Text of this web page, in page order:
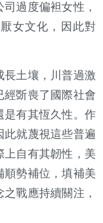
過度偏袒女性，
女文化，因此對
長土壤，川普過激
經斲喪了國際社會
是有其恆久性。作
就蔑視這些普遍
上自有其韌性，美
順勢補位，填補美
戰應持續關注，